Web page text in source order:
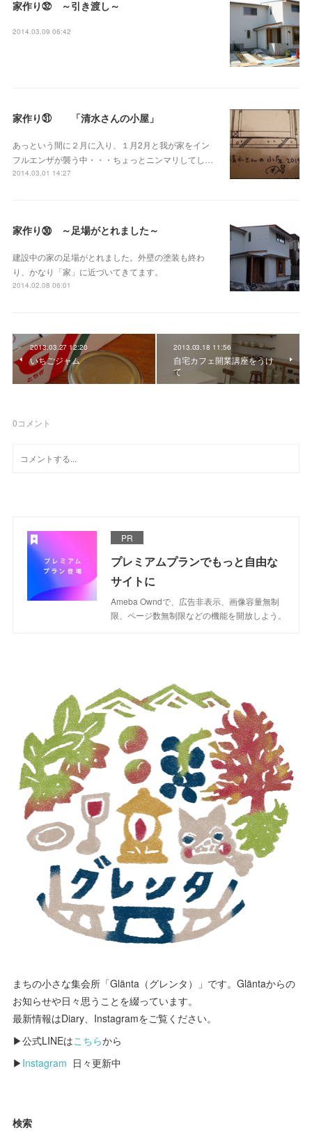
家作り㉜ ～引き渡し～
2014.03.09 06:42
家作り㉛ 「清水さんの小屋」
あっという間に２月に入り、１月2月と我が家をイン
フルエンザが襲う中・・・ちょっとニンマリしてし…
2014.03.01 14:27
家作り㉚ ～足場がとれました～
建設中の家の足場がとれました。外壁の塗装も終わ
り、かなり「家」に近づいてきてます。
2014.02.08 06:01
2013.03.27 12:20
いちごジャム
2013.03.18 11:56
自宅カフェ開業講座をうけ
て
0コメント
PR
プレミアムプランでもっと自由な
サイトに
Ameba Owndで、広告非表示、画像容量無制
限、ページ数無制限などの機能を開放しよう。
まちの小さな集会所「Glänta（グレンタ）」です。Gläntaからの
お知らせや日々思うことを綴っています。
最新情報はDiary、Instagramをご覧ください。
▶公式LINEはこちらから
▶ Instagram 日々更新中
検索